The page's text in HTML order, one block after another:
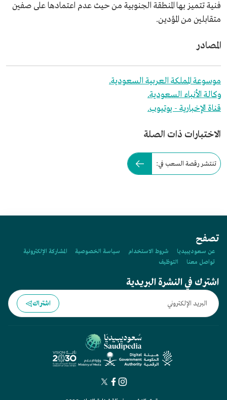
فنية تتميز بها المنطقة الجنوبية من حيث عدم اعتمادها على صفين
متقابلين من المؤدين.
المصادر
موسوعة المملكة العربية السعودية.
وكالة الأنباء السعودية.
قناة الإخبارية - يوتيوب.
الاختبارات ذات الصلة
تنتشر رقصة السعب في:
تصفح
عن سعوديبيديا شروط الاستخدام سياسة الخصوصية
المشاركة الإلكترونية
تواصل معنا
التوظيف
اشترك في النشرة البريدية
اشتراك